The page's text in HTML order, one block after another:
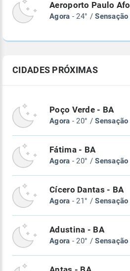
Aeroporto Paulo
Agora - 24° /Sensação
CIDADES PRÓXIMAS
Poço Verde - BA
Agora - 20° /Sensação
Fátima - BA
Agora - 20° /Sensação
Cícero Dantas - BA
Agora - 21° /Sensação
Adustina - BA
Agora - 20° /Sensação